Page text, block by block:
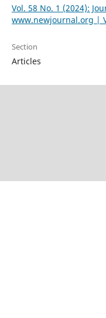
Vol. 58 No. 1 (2024):
www.newjournal.org |
Section
Articles